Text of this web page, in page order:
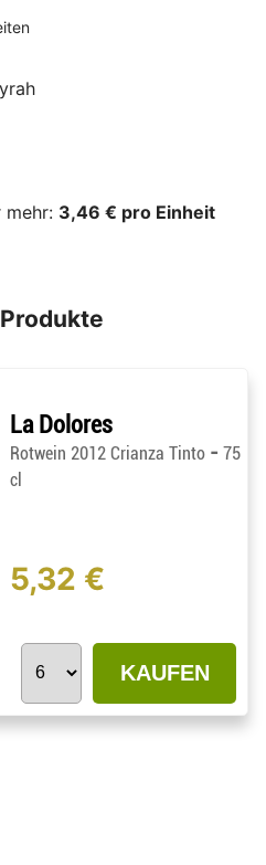
mehr: 3,46 € pro Einheit
La Dolores
Rotwein 2012 Crianza Tinto -75
cl
5,32 €
KAUFEN